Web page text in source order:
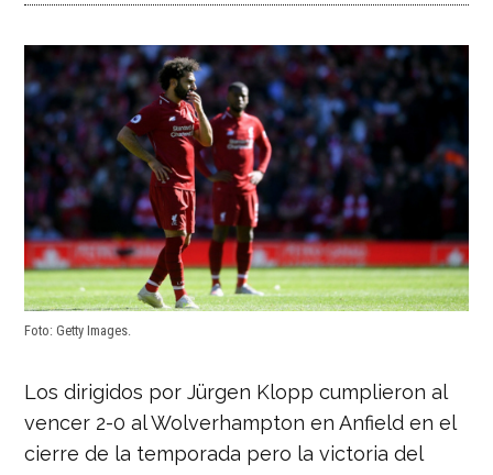
Foto: Getty Images.
Los dirigidos por Jürgen Klopp cumplieron al
vencer 2-0 al Wolverhampton en Anfield en el
cierre de la temporada pero la victoria del